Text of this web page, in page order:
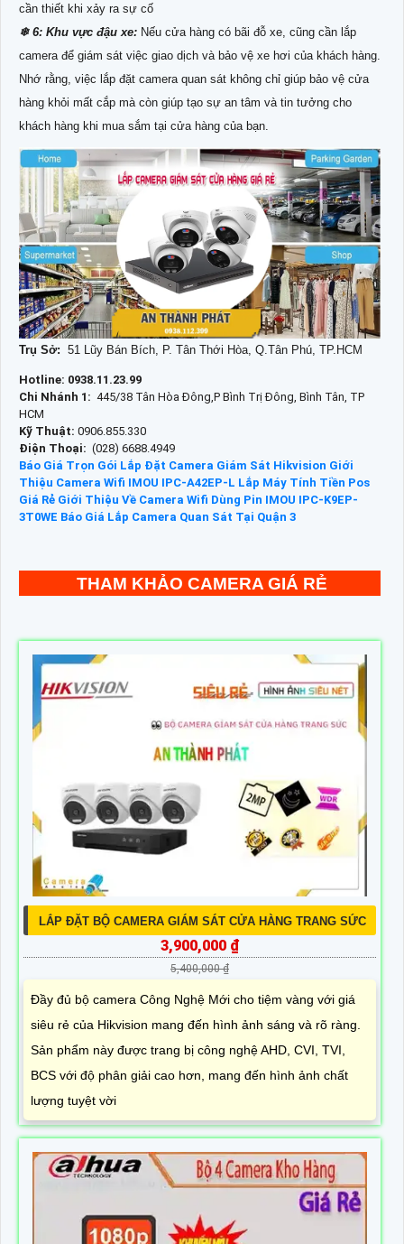
cần thiết khi xảy ra sự cố
❄ 6: Khu vực đậu xe: Nếu cửa hàng có bãi đỗ xe, cũng cần lắp
camera để giám sát việc giao dịch và bảo vệ xe hơi của khách hàng.
Nhớ rằng, việc lắp đặt camera quan sát không chỉ giúp bảo vệ cửa
hàng khỏi mất cắp mà còn giúp tạo sự an tâm và tin tưởng cho
khách hàng khi mua sắm tại cửa hàng của bạn.
Trụ Sở: 51 Lũy Bán Bích, P. Tân Thới Hòa, Q.Tân Phú, TP.HCM
Hotline: 0938.11.23.99
Chi Nhánh 1: 445/38 Tân Hòa Đông,P Bình Trị Đông, Bình Tân, TP
HCM
Kỹ Thuật: 0906.855.330
Điện Thoại: (028) 6688.4949
Báo Giá Trọn Gói Lắp Đặt Camera Giám Sát Hikvision Giới
Thiệu Camera Wifi IMOU IPC-A42EP-L Lắp Máy Tính Tiền Pos
Giá Rẻ Giới Thiệu Về Camera Wifi Dùng Pin IMOU IPC-K9EP-
3T0WE Báo Giá Lắp Camera Quan Sát Tại Quận 3
THAM KHẢO CAMERA GIÁ RẺ
LẮP ĐẶT BỘ CAMERA GIÁM SÁT CỬA HÀNG TRANG SỨC
3,900,000 ₫
5,400,000 ₫
Đầy đủ bộ camera Công Nghệ Mới cho tiệm vàng với giá
siêu rẻ của Hikvision mang đến hình ảnh sáng và rõ ràng.
Sản phẩm này được trang bị công nghệ AHD, CVI, TVI,
BCS với độ phân giải cao hơn, mang đến hình ảnh chất
lượng tuyệt vời